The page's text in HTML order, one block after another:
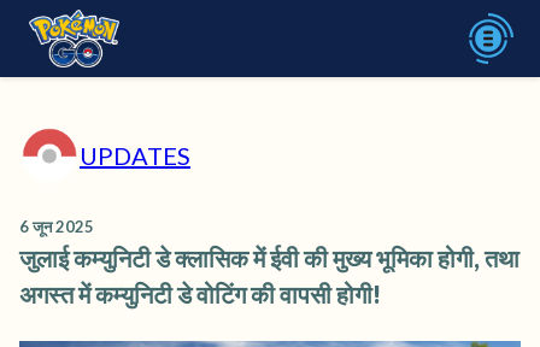
UPDATES
6 जून 2025
जुलाई कम्युनिटी डे क्लासिक में ईवी की मुख्य भूमिका होगी, तथा
अगस्त में कम्युनिटी डे वोटिंग की वापसी होगी!